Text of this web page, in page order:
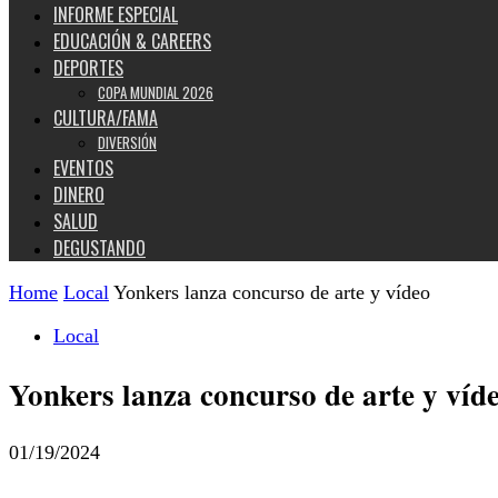
INFORME ESPECIAL
EDUCACIÓN & CAREERS
DEPORTES
COPA MUNDIAL 2026
CULTURA/FAMA
DIVERSIÓN
EVENTOS
DINERO
SALUD
DEGUSTANDO
Home Local Yonkers lanza concurso de arte y vídeo
Local
Yonkers lanza concurso de arte y
01/19/2024